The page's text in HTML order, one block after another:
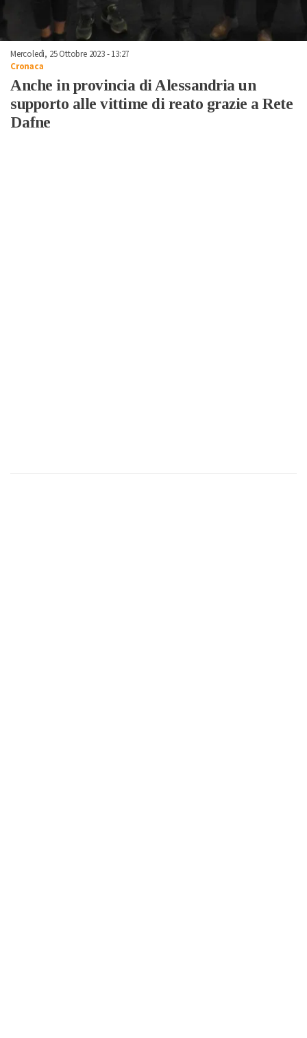
Mercoledì, 25 Ottobre 2023 - 13:27
Cronaca
Anche in provincia di Alessandria un
supporto alle vittime di reato grazie a Rete
Dafne